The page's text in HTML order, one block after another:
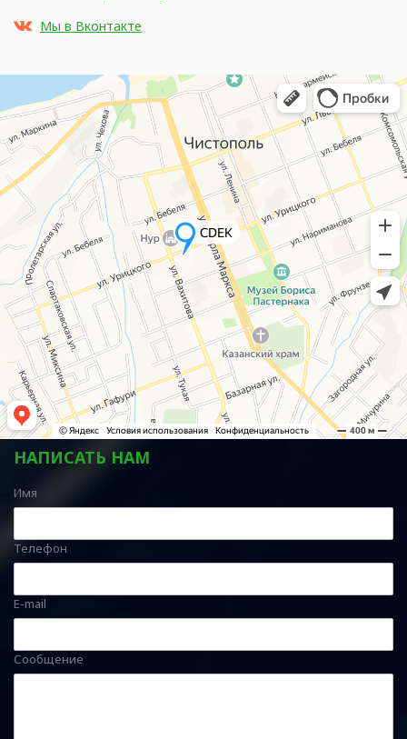
Мы в Вконтакте
НАПИСАТЬ НАМ
Имя
Телефон
E-mail
Сообщение